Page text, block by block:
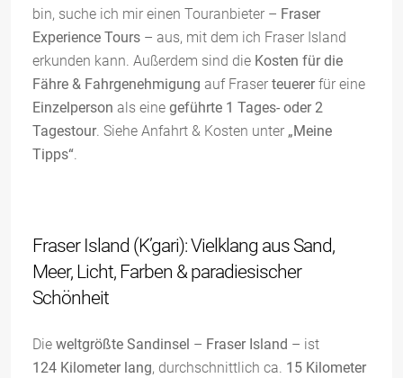
bin, suche ich mir einen Touranbieter – Fraser
Experience Tours – aus, mit dem ich Fraser Island
erkunden kann. Außerdem sind die Kosten für die
Fähre & Fahrgenehmigung auf Fraser teuererfür eine
Einzelperson als eine geführte 1 Tages- oder 2
Tagestour. Siehe Anfahrt & Kosten unter „Meine
Tipps“.
Fraser Island (K’gari): Vielklang aus Sand,
Meer, Licht, Farben & paradiesischer
Schönheit
Die weltgrößte Sandinsel – Fraser Island – ist
124 Kilometer lang, durchschnittlich ca. 15 Kilometer